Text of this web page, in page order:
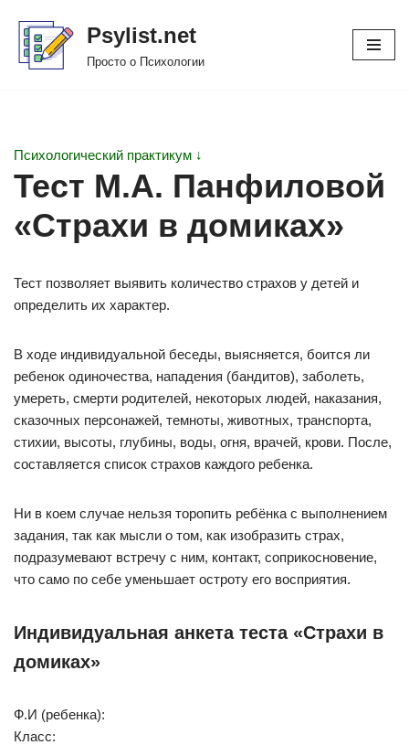
Перейти
Psylist.net
Просто о Психологии
Психологический практикум ↓
Тест М.А. Панфиловой
«Страхи в домиках»
Тест позволяет выявить количество страхов у детей и
определить их характер.
В ходе индивидуальной беседы, выясняется, боится ли
ребенок одиночества, нападения (бандитов), заболеть,
умереть, смерти родителей, некоторых людей, наказания,
сказочных персонажей, темноты, животных, транспорта,
стихии, высоты, глубины, воды, огня, врачей, крови. После,
составляется список страхов каждого ребенка.
Ни в коем случае нельзя торопить ребёнка с выполнением
задания, так как мысли о том, как изобразить страх,
подразумевают встречу с ним, контакт, соприкосновение,
что само по себе уменьшает остроту его восприятия.
Индивидуальная анкета теста «Страхи в
домиках»
Ф.И (ребенка):
Класс: